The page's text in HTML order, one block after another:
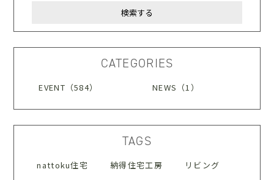
CATEGORIES
EVENT（584） NEWS（1）
TAGS
nattoku住宅 納得住宅工房 リビング